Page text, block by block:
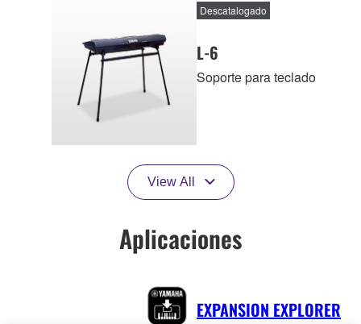
L-6
Descatalogado
Soporte para teclado
View All
Aplicaciones
EXPANSION EXPLORER